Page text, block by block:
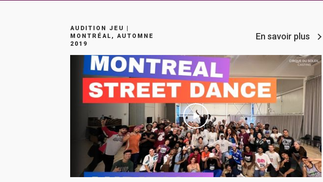
AUDITION JEU |
MONTRÉAL, AUTOMNE
2019
En savoir plus